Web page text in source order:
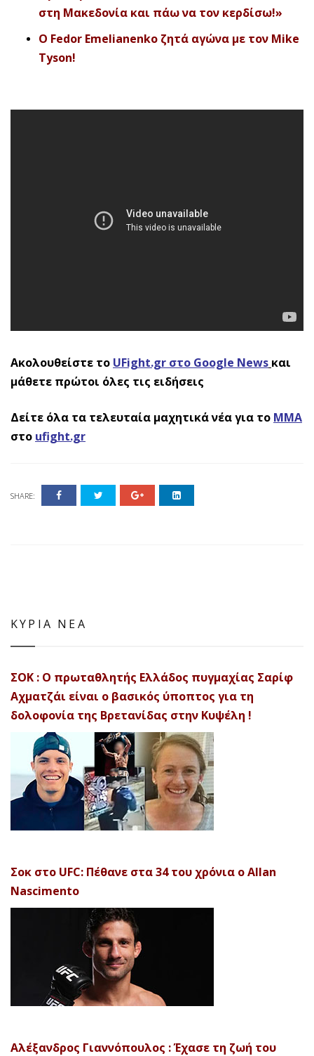
στη Μακεδονία και πάω να τον κερδίσω!»
Ο Fedor Emelianenko ζητά αγώνα με τον Mike
Tyson!
Ακολουθείστε το UFight.gr στο Google News και
μάθετε πρώτοι όλες τις ειδήσεις
Δείτε όλα τα τελευταία μαχητικά νέα για το ΜΜΑ
στο ufight.gr
SHARE:
ΚΥΡΙΑ ΝΕΑ
ΣΟΚ : Ο πρωταθλητής Ελλάδος πυγμαχίας Σαρίφ
Αχματζάι είναι ο βασικός ύποπτος για τη
δολοφονία της Βρετανίδας στην Κυψέλη !
Σοκ στο UFC: Πέθανε στα 34 του χρόνια ο Allan
Nascimento
Αλέξανδρος Γιαννόπουλος : Έχασε τη ζωή του